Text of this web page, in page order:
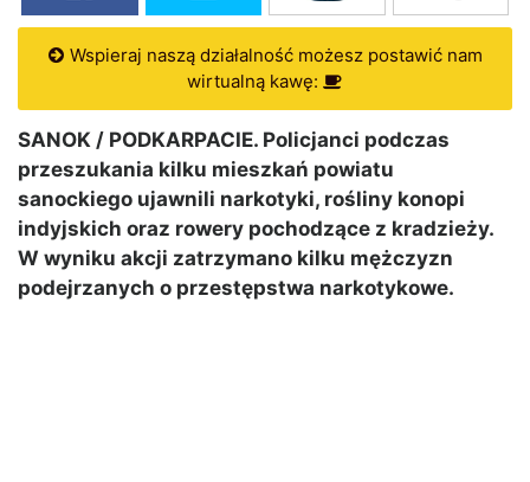
Wspieraj naszą działalność możesz postawić nam
wirtualną kawę:
SANOK / PODKARPACIE. Policjanci podczas
przeszukania kilku mieszkań powiatu
sanockiego ujawnili narkotyki, rośliny konopi
indyjskich oraz rowery pochodzące z kradzieży.
W wyniku akcji zatrzymano kilku mężczyzn
podejrzanych o przestępstwa narkotykowe.